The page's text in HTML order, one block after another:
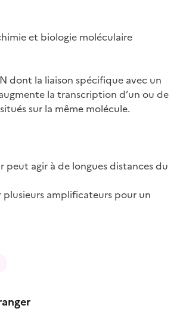
et biologie moléculaire
dont la liaison spécifique avec un
la transcription d’un ou de
sur la même molécule.
peut agir à de longues distances du
plusieurs amplificateurs pour un